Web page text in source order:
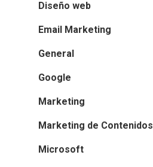
Diseño web
Email Marketing
General
Google
Marketing
Marketing de Contenidos
Microsoft